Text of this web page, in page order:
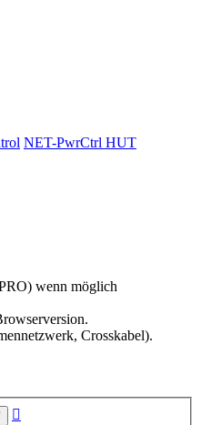
NET-PwrCtrl HUT
wenn möglich
Crosskabel).
Suche